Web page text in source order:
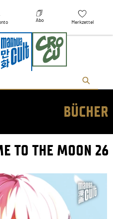
Abo Merkzettel
BÜCHER
TO THE MOON 26